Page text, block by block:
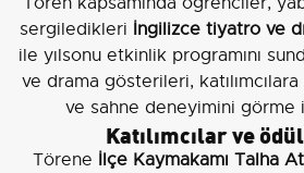
sergiledikleri İngilizce tiyatro ve
ile yılsonu etkinlik programını
ve drama gösterileri,
ve sahne deneyimini görme
Katılımcılar ve
Törene İlçe Kaymakamı Talha